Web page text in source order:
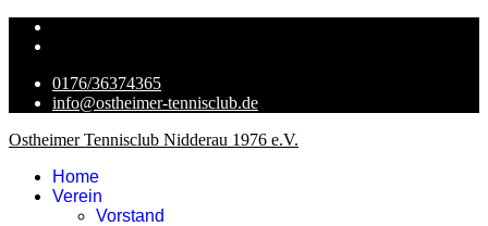
0176/36374365
info@ostheimer-tennisclub.de
Ostheimer Tennisclub Nidderau 1976 e.V.
Home
Verein
Vorstand